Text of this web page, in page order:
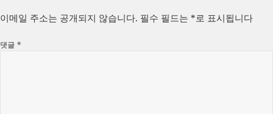
이메일 주소는 공개되지 않습니다. 필수 필드는 *로 표시됩니다
댓글*